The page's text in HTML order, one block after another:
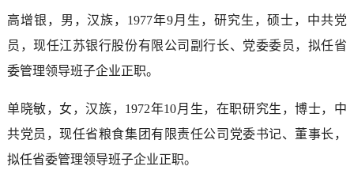
高增银，男，汉族，1977年9月生，研究生，硕士，中共党
员，现任江苏银行股份有限公司副行长、党委委员，拟任省
委管理领导班子企业正职。
单晓敏，女，汉族，1972年10月生，在职研究生，博士，中
共党员，现任省粮食集团有限责任公司党委书记、董事长，
拟任省委管理领导班子企业正职。